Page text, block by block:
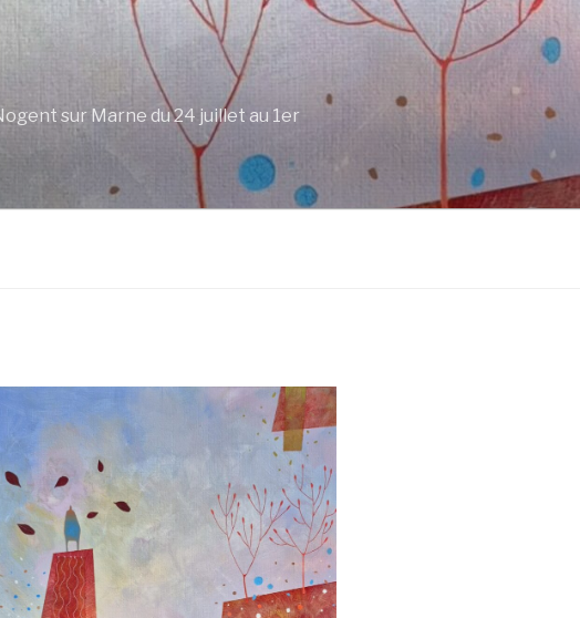
sur Marne du 24 juillet au 1er